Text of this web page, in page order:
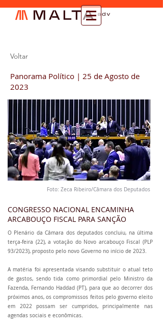
Voltar
Panorama Político | 25 de Agosto de
2023
Foto: Zeca Ribeiro/Câmara dos Deputados
CONGRESSO NACIONAL ENCAMINHA
ARCABOUÇO FISCAL PARA SANÇÃO
O Plenário da Câmara dos deputados concluiu, na última
terça-feira (22), a votação do Novo arcabouço Fiscal (PLP
93/2023), proposto pelo novo Governo no início de 2023.
A matéria foi apresentada visando substituir o atual teto
de gastos, sendo tida como primordial pelo Ministro da
Fazenda, Fernando Haddad (PT), para que ao decorrer dos
próximos anos, os compromissos feitos pelo governo eleito
em 2022 possam ser cumpridos, principalmente nas
agendas sociais e econômicas.